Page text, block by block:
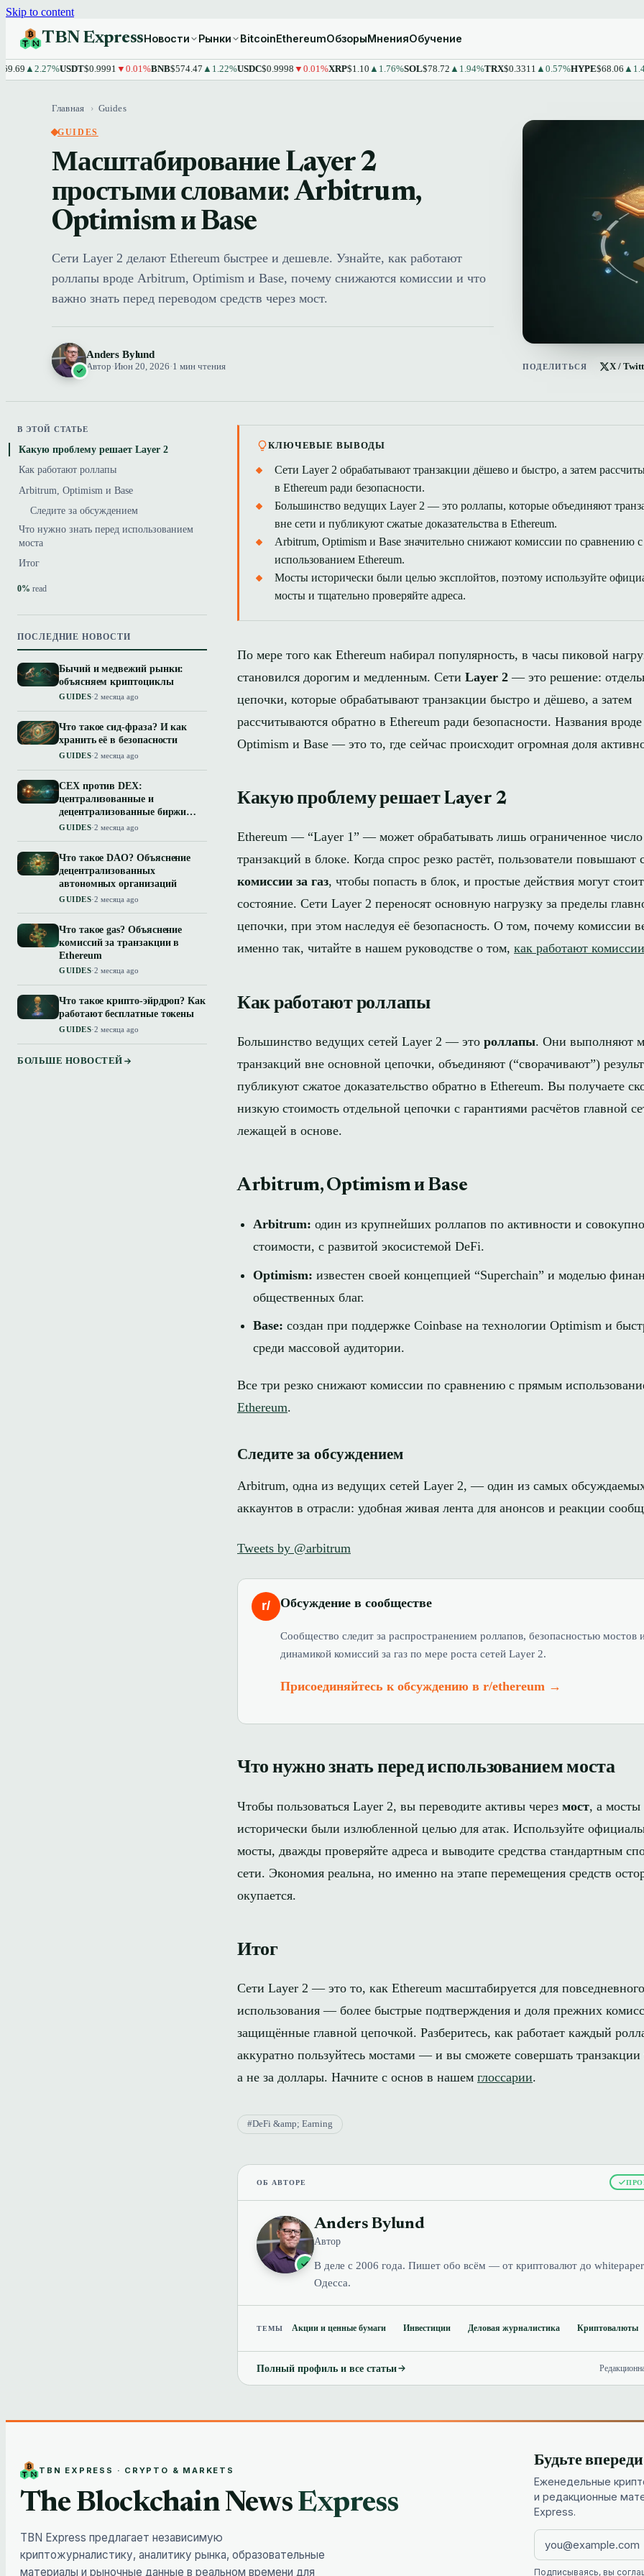
Skip to content
TBN ExpressНовости Рынки BitcoinEthereumОбзорыМненияОбучение
▲2.27% USDT$0.9991▼0.01% BNB$574.47▲1.22% USDC$0.9998▼0.01% XRP$1.10▲1.76% SOL$78.72▲1.94% TRX$0.3311▲0.57% HYPE$68.06▲1.43%
Главная › Guides
GUIDES
Масштабирование Layer 2
простыми словами: Arbitrum,
Optimism и Base
Сети Layer 2 делают Ethereum быстрее и дешевле. Узнайте, как работают
роллапы вроде Arbitrum, Optimism и Base, почему снижаются комиссии и что
важно знать перед переводом средств через мост.
Anders Bylund
Автор·Июн 20, 2026·1 мин чтения ПОДЕЛИТЬСЯ X /
В ЭТОЙ СТАТЬЕ
Какую проблему решает Layer 2
Как работают роллапы
Arbitrum, Optimism и Base
Следите за обсуждением
Что нужно знать перед использованием
моста
Итог
0% read
ПОСЛЕДНИЕ НОВОСТИ
Бычий и медвежий рынки:
объясняем криптоциклы
GUIDES·2 месяца ago
Что такое сид-фраза? И как
хранить её в безопасности
GUIDES·2 месяца ago
CEX против DEX:
централизованные и
децентрализованные биржи
простыми словами
GUIDES·2 месяца ago
Что такое DAO? Объяснение
децентрализованных
автономных организаций
GUIDES·2 месяца ago
Что такое gas? Объяснение
комиссий за транзакции в
Ethereum
GUIDES·2 месяца ago
Что такое крипто-эйрдроп? Как
работают бесплатные токены
GUIDES·2 месяца ago
БОЛЬШЕ НОВОСТЕЙ
КЛЮЧЕВЫЕ ВЫВОДЫ
Сети Layer 2 обрабатывают транзакции дёшево и быстро, а затем
в Ethereum ради безопасности.
Большинство ведущих Layer 2 — это роллапы, которые объединяют
вне сети и публикуют сжатые доказательства в Ethereum.
Arbitrum, Optimism и Base значительно снижают комиссии по сравнению
использованием Ethereum.
Мосты исторически были целью эксплойтов, поэтому используйте
мосты и тщательно проверяйте адреса.
По мере того как Ethereum набирал популярность, в часы пиковой
становился дорогим и медленным. Сети Layer 2 — это решение:
цепочки, которые обрабатывают транзакции быстро и дёшево, а затем
рассчитываются обратно в Ethereum ради безопасности. Названия
Optimism и Base — это то, где сейчас происходит огромная доля
Какую проблему решает Layer 2
Ethereum — “Layer 1” — может обрабатывать лишь ограниченное число
транзакций в блоке. Когда спрос резко растёт, пользователи повышают
комиссии за газ, чтобы попасть в блок, и простые действия могут
состояние. Сети Layer 2 переносят основную нагрузку за пределы
цепочки, при этом наследуя её безопасность. О том, почему комиссии
именно так, читайте в нашем руководстве о том, как работают
Как работают роллапы
Большинство ведущих сетей Layer 2 — это роллапы. Они выполняют
транзакций вне основной цепочки, объединяют (“сворачивают”)
публикуют сжатое доказательство обратно в Ethereum. Вы получаете
низкую стоимость отдельной цепочки с гарантиями расчётов главной
лежащей в основе.
Arbitrum, Optimism и Base
Arbitrum: один из крупнейших роллапов по активности и
стоимости, с развитой экосистемой DeFi.
Optimism: известен своей концепцией “Superchain” и моделью
общественных благ.
Base: создан при поддержке Coinbase на технологии Optimism и
среди массовой аудитории.
Все три резко снижают комиссии по сравнению с прямым
Ethereum.
Следите за обсуждением
Arbitrum, одна из ведущих сетей Layer 2, — один из самых
аккаунтов в отрасли: удобная живая лента для анонсов и реакции
Tweets by @arbitrum
r/ Обсуждение в сообществе
Сообщество следит за распространением роллапов, безопасностью мостов
динамикой комиссий за газ по мере роста сетей Layer 2.
Присоединяйтесь к обсуждению в r/ethereum →
Что нужно знать перед использованием моста
Чтобы пользоваться Layer 2, вы переводите активы через мост, а мосты
исторически были излюбленной целью для атак. Используйте
мосты, дважды проверяйте адреса и выводите средства стандартным
сети. Экономия реальна, но именно на этапе перемещения средств
окупается.
Итог
Сети Layer 2 — это то, как Ethereum масштабируется для повседневного
использования — более быстрые подтверждения и доля прежних
защищённые главной цепочкой. Разберитесь, как работает каждый
аккуратно пользуйтесь мостами — и вы сможете совершать транзакции
а не за доллары. Начните с основ в нашем глоссарии.
#DeFi &amp; Earning
ОБ АВТОРЕ
Anders Bylund
Автор
В деле с 2006 года. Пишет обо всём — от криптовалют до
Одесса.
ТЕМЫ Акции и ценные бумаги Инвестиции Деловая журналистика Криптовалюты
Полный профиль и все статьи
TBN EXPRESS · CRYPTO & MARKETS
The Blockchain News Express
TBN Express предлагает независимую
криптожурналистику, аналитику рынка, образовательные
материалы и рыночные данные в реальном времени для
Будьте
Еженедельные
и редакционные
Express.
Подписываясь, вы